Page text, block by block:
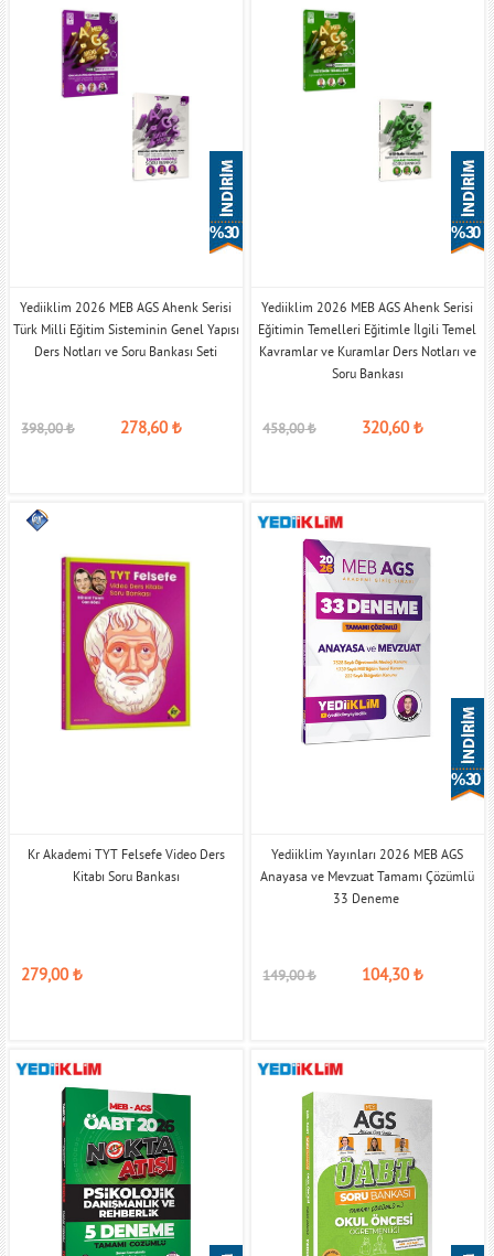
% 30
Yediiklim 2026 MEB AGS Ahenk Serisi
Türk Milli Eğitim Sisteminin Genel Yapısı
Ders Notları ve Soru Bankası Seti
398,00₺ 278,60₺
% 30
Yediiklim 2026 MEB AGS Ahenk Serisi
Eğitimin Temelleri Eğitimle İlgili Temel
Kavramlar ve Kuramlar Ders Notları ve
Soru Bankası
458,00₺ 320,60₺
Kr Akademi TYT Felsefe Video Ders
Kitabı Soru Bankası
279,00₺
% 30
Yediiklim Yayınları 2026 MEB AGS
Anayasa ve Mevzuat Tamamı Çözümlü
33 Deneme
149,00₺ 104,30₺